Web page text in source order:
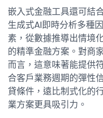
嵌入式金融工具還可結
生成式AI即時分析多種因
素，從數據推導出情境
的精準金融方案。對商
而言，這意味著能提供
合客戶業務週期的彈性
貸條件，遠比制式化的
業方案更具吸引力。